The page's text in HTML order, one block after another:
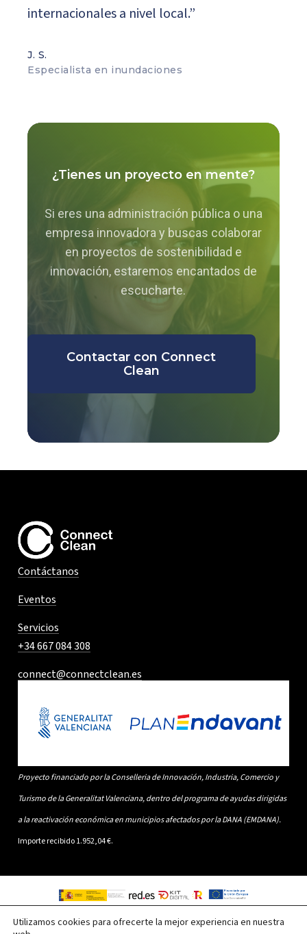
internacionales a nivel local.”
J. S.
Especialista en inundaciones
¿Tienes un proyecto en mente?
Si eres una administración pública o una
empresa innovadora y buscas colaborar
en proyectos de sostenibilidad e
innovación, estaremos encantados de
escucharte.
Contactar con Connect
Clean
Contáctanos
Eventos
Servicios
+34 667 084 308
connect@connectclean.es
Proyecto financiado por la Conselleria de Innovación, Industria, Comercio y
Turismo de la Generalitat Valenciana, dentro del programa de ayudas dirigidas
a la reactivación económica en municipios afectados por la DANA (EMDANA).
Importe recibido 1.952,04 €.
©2026 Copyright Connect Clean. Creado porLVS2, Agencia de Marketing
Utilizamos cookies para ofrecerte la mejor experiencia en nuestra